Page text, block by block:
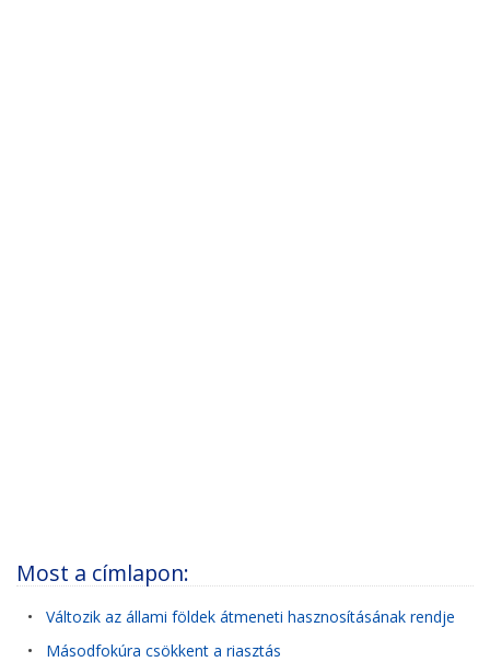
Most a címlapon:
• Változik az állami földek átmeneti hasznosításának rendje
• Másodfokúra csökkent a riasztás